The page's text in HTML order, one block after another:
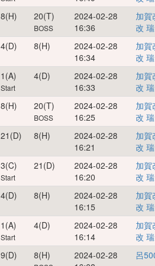
8(H) 20(T)
BOSS
2024-02-28
16:36
加賀
改
4(D) 8(H)
2024-02-28
16:34
加賀
改
1(A)
Start
4(D)
2024-02-28
16:33
加賀
改
8(H) 20(T)
BOSS
2024-02-28
16:25
加賀
改
21(D) 8(H)
2024-02-28
16:21
加賀
改
3(C)
Start
21(D)
2024-02-28
16:20
加賀
改
4(D) 8(H)
2024-02-28
16:15
加賀
改
1(A)
Start
4(D)
2024-02-28
16:14
加賀
改
9(D) 8(H)
2024-02-28
呂